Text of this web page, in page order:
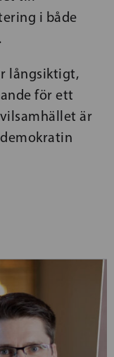
i både
långsiktigt,
för ett
är